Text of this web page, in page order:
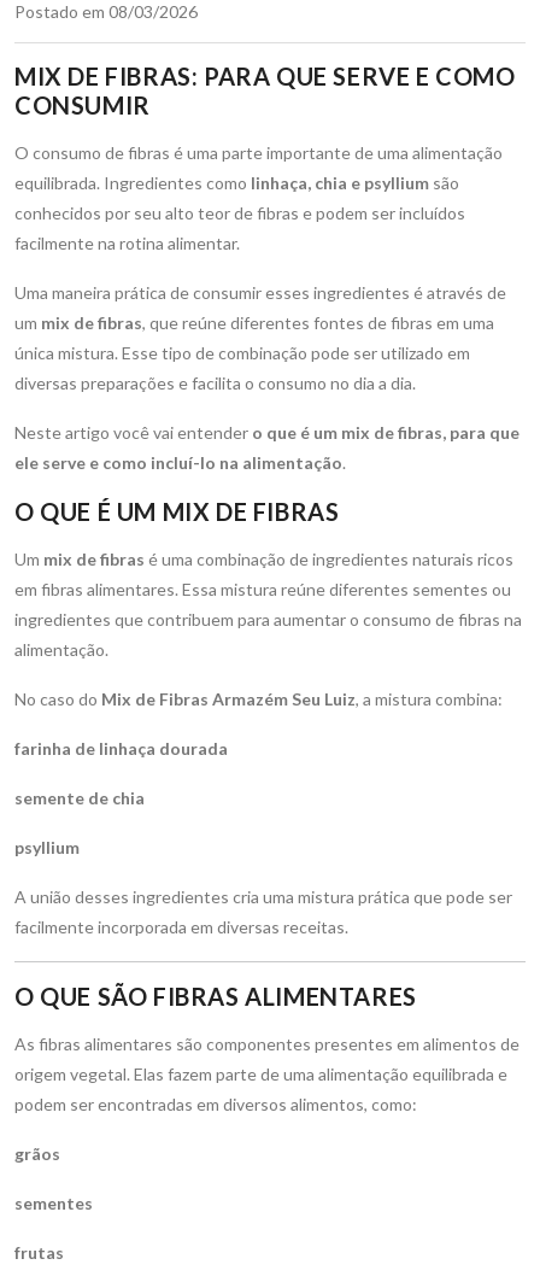
Postado em 08/03/2026
MIX DE FIBRAS: PARA QUE SERVE E COMO
CONSUMIR
O consumo de fibras é uma parte importante de uma alimentação
equilibrada. Ingredientes como linhaça, chia e psyllium são
conhecidos por seu alto teor de fibras e podem ser incluídos
facilmente na rotina alimentar.
Uma maneira prática de consumir esses ingredientes é através de
um mix de fibras, que reúne diferentes fontes de fibras em uma
única mistura. Esse tipo de combinação pode ser utilizado em
diversas preparações e facilita o consumo no dia a dia.
Neste artigo você vai entender o que é um mix de fibras, para que
ele serve e como incluí-lo na alimentação.
O QUE É UM MIX DE FIBRAS
Um mix de fibras é uma combinação de ingredientes naturais ricos
em fibras alimentares. Essa mistura reúne diferentes sementes ou
ingredientes que contribuem para aumentar o consumo de fibras na
alimentação.
No caso do Mix de Fibras Armazém Seu Luiz, a mistura combina:
farinha de linhaça dourada
semente de chia
psyllium
A união desses ingredientes cria uma mistura prática que pode ser
facilmente incorporada em diversas receitas.
O QUE SÃO FIBRAS ALIMENTARES
As fibras alimentares são componentes presentes em alimentos de
origem vegetal. Elas fazem parte de uma alimentação equilibrada e
podem ser encontradas em diversos alimentos, como:
grãos
sementes
frutas